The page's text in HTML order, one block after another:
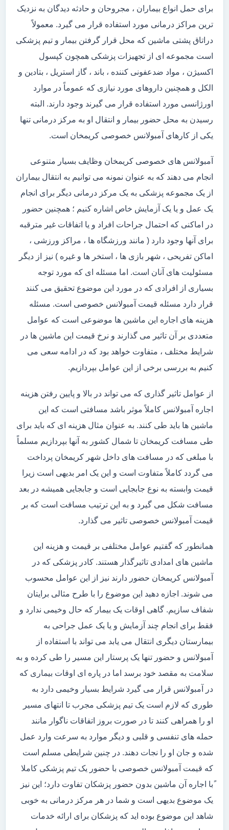
برای حمل انواع بیماران ، مجروحان و حادثه دیدگان به نزدیک
ترین مراکز درمانی مورد استفاده قرار می گیرد. معمولاً
دراتاق پشتی ماشین که محل قرار گرفتن بیمار و تیم پزشکی
است مجموعه ای از تجهیزات پزشکی همچون کپسول
اکسیژن ، مواد ضدعفونی کننده ، باند ، گاز استریل ، بتادین و
الکل و همچنین داروهای مورد نیازی که عموماً در موارد
اورژانسی مورد استفاده قرار می گیرند وجود دارند. البته
رسیدن به محل حضور بیمار و انتقال او به مرکز درمانی تنها
یکی از کارهای آمبولانس خصوصی کریمخان است.
آمبولانس های خصوصی کریمخان وظایف بسیار متنوعی
انجام می دهند که به عنوان نمونه می توانیم به انتقال بیماران
از یک مجموعه پزشکی به یک مرکز درمانی دیگر برای انجام
یک عمل و یا یک آزمایش خاص اشاره کنیم ؛ همچنین حضور
در اماکنی که احتمال جراحات افراد و یا اتفاقات غیر مترقبه
برای آنها وجود دارد ( مانند ورزشگاه ها ، مراکز ورزشی ،
اماکن تفریحی ، شهر بازی ها ، استخر ها و غیره ) نیز از دیگر
مسئولیت های آنان است. اما مسئله ای که مورد توجه
بسیاری از افرادی که در مورد این موضوع تحقیق می کنند
قرار دارد مسئله قیمت آمبولانس خصوصی است. مسئله
هزینه های اجاره این ماشین ها موضوعی است که عوامل
متعددی بر آن تاثیر می گذارند و نرخ قیمت این ماشین ها در
شرایط مختلف ، متفاوت خواهد بود که در ادامه سعی می
کنیم به بررسی برخی از این عوامل بپردازیم.
از عوامل تاثیر گذاری که می تواند در بالا و پایین رفتن هزینه
اجاره آمبولانس کاملاً موثر باشد مسافتی است که این
ماشین ها باید طی کنند. به عنوان مثال هزینه ای که باید برای
طی مسافت کریمخان تا شمال کشور به آنها بپردازیم مسلماً
با مبلغی که در مسافت های داخل شهر کریمخان پرداخت
می گردد کاملاً متفاوت است و این یک امر بدیهی است زیرا
قیمت وابسته به نوع جابجایی است و جابجایی همیشه در بعد
مسافت شکل می گیرد و به این ترتیب مسافت است که بر
قیمت آمبولانس خصوصی تاثیر می گذارد.
همانطور که گفتیم عوامل مختلفی بر قیمت و هزینه این
ماشین های امدادی تاثیرگذار هستند. کادر پزشکی که در
آمبولانس کریمخان حضور دارند نیز از این عوامل محسوب
می شوند. اجازه دهید این موضوع را با طرح مثالی برایتان
شفاف سازیم. گاهی اوقات یک بیمار که حال وخیمی ندارد و
فقط برای انجام چند آزمایش و یا یک عمل جراحی به
بیمارستان دیگری انتقال می یابد می تواند با استفاده از
آمبولانس و حضور تنها یک پرستار این مسیر را طی کرده و به
سلامت به مقصد خود برسد اما در پاره ای اوقات بیماری که
در آمبولانس قرار می گیرد شرایط بسیار وخیمی دارد به
طوری که لازم است یک تیم پزشکی مجرب تا انتهای مسیر
او را همراهی کنند تا در صورت بروز اتفاقات ناگوار مانند
حمله های تنفسی و قلبی و دیگر موارد به سرعت وارد عمل
شده و جان او را نجات دهند. در چنین شرایطی مسلم است
که قیمت آمبولانس خصوصی با حضور یک تیم پزشکی کاملا
ًبا اجاره آن ماشین بدون حضور پزشکان تفاوت دارد؛ این نیز
یک موضوع بدیهی است و شما در هر مرکز درمانی به خوبی
شاهد این موضوع بوده اید که پزشکان برای ارائه خدمات